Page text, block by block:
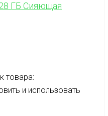
ГБ Сияющая
товара:
и использовать